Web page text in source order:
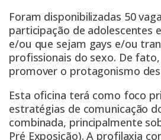
Foram disponibilizadas 50
participação de adolescentes
e/ou que sejam gays e/ou
profissionais do sexo. De
promover o protagonismo
Esta oficina terá como foco
estratégias de comunicação
combinada, principalmente
Pré Exposição). A profilaxia